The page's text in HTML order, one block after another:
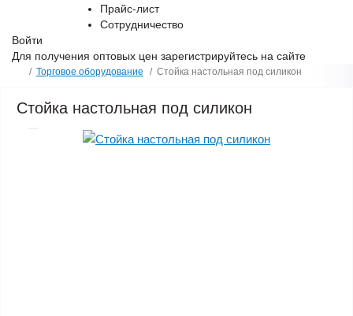
Прайс-лист
Сотрудничество
Войти
Для получения оптовых цен зарегистрируйтесь на сайте
Торговое оборудование Стойка настольная под силикон
Стойка настольная под силикон